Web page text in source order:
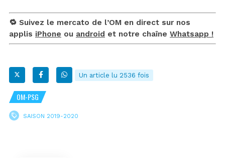
🔁 Suivez le mercato de l’OM en direct sur nos
applis iPhone ou android et notre chaîne Whatsapp !
Un article lu 2536 fois
OM-PSG
SAISON 2019-2020